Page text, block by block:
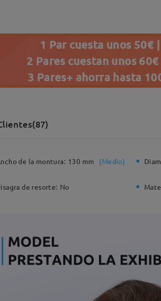
1 Par cuesta unos 50€
2 Pares cuestan unos
3 Pares+ ahorra hasta
de la montura: 130 mm (Medio)
de resorte: No